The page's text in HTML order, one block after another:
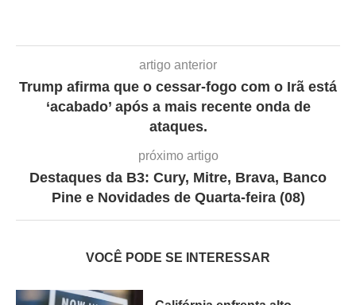
artigo anterior
Trump afirma que o cessar-fogo com o Irã está
‘acabado’ após a mais recente onda de
ataques.
próximo artigo
Destaques da B3: Cury, Mitre, Brava, Banco
Pine e Novidades de Quarta-feira (08)
VOCÊ PODE SE INTERESSAR